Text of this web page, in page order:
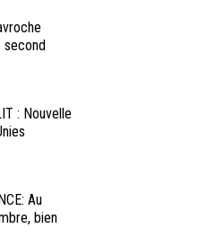
: Nouvelle
Au
bien